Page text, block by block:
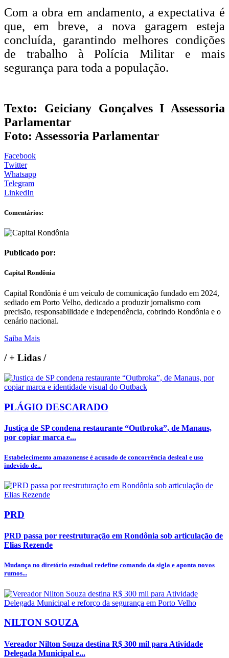
Com a obra em andamento, a expectativa é
que, em breve, a nova garagem esteja
concluída, garantindo melhores condições
de trabalho à Polícia Militar e mais
segurança para toda a população.
Texto: Geiciany Gonçalves I Assessoria
Parlamentar
Foto: Assessoria Parlamentar
Facebook
Twitter
Whatsapp
Telegram
LinkedIn
Comentários:
Publicado por:
Capital Rondônia
Capital Rondônia é um veículo de comunicação fundado em 2024,
sediado em Porto Velho, dedicado a produzir jornalismo com
precisão, responsabilidade e independência, cobrindo Rondônia e o
cenário nacional.
Saiba Mais
/+ Lidas /
PLÁGIO DESCARADO
Justiça de SP condena restaurante “Outbroka”, de Manaus,
por copiar marca e...
Estabelecimento amazonense é acusado de concorrência desleal e uso
indevido de...
PRD
PRD passa por reestruturação em Rondônia sob articulação de
Elias Rezende
Mudança no diretório estadual redefine comando da sigla e aponta novos
rumos...
NILTON SOUZA
Vereador Nilton Souza destina R$ 300 mil para Atividade
Delegada Municipal e...